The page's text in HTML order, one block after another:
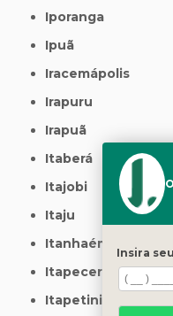
Iporanga
Ipuã
Iracemápolis
Irapuru
Irapuã
Itaberá
Itajobi
Itaju
Itanhaém
Itapecerica da
Itapetininga
Insira